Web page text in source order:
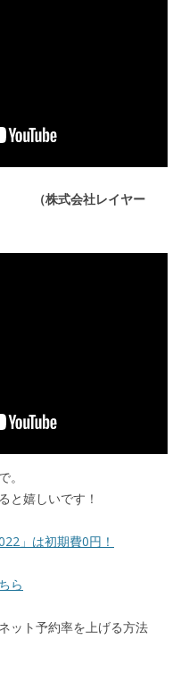
（株式会社レイヤー
。
と嬉しいです！
」は初期費0円！
ら
ット予約率を上げる方法